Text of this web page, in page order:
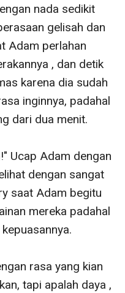
membantu Merry?
Hanya di kisah ini